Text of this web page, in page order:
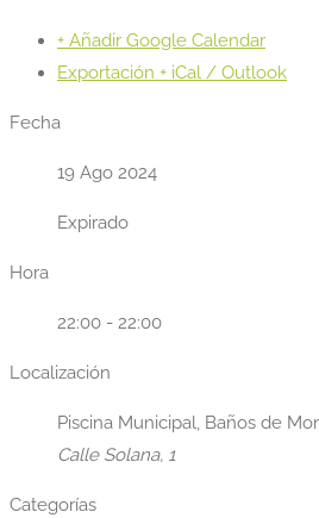
+ Añadir Google Calendar
Exportación + iCal / Outlook
Fecha
19 Ago 2024
Expirado
Hora
22:00 - 22:00
Localización
Piscina Municipal, Baños de
Calle Solana, 1
Categorías